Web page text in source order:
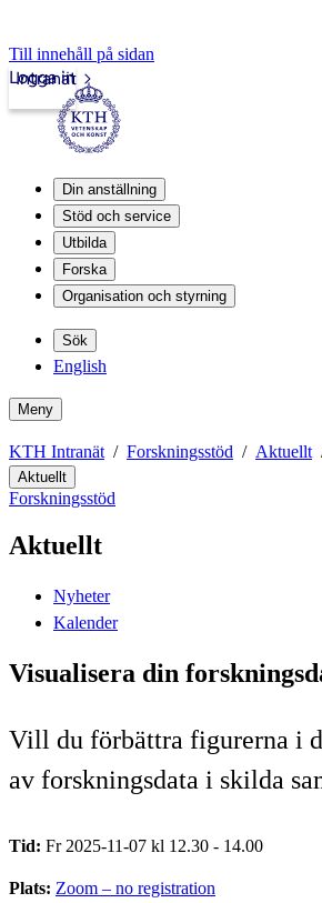
Till innehåll på sidan
Intranät
Logga in
Din anställning
Stöd och service
Utbilda
Forska
Organisation och styrning
Sök
English
Meny
KTH Intranät Forskningsstöd Aktuellt
Aktuellt
Forskningsstöd
Aktuellt
Nyheter
Kalender
Visualisera din
Vill du förbättra figurerna i
av forskningsdata i skilda
Tid: Fr 2025-11-07 kl 12.30 - 14.00
Plats: Zoom – no registration